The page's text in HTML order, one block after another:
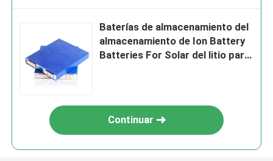
Baterías de almacenamiento del
almacenamiento de Ion Battery
Batteries For Solar del litio para
Continuar